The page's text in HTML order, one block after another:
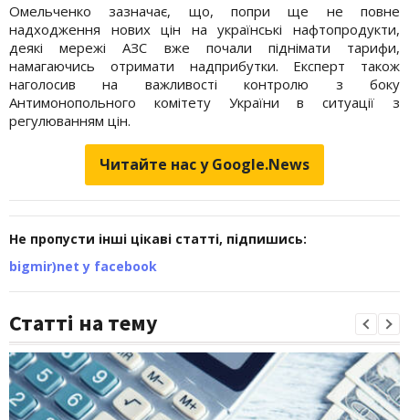
Омельченко зазначає, що, попри ще не повне
надходження нових цін на українські нафтопродукти,
деякі мережі АЗС вже почали піднімати тарифи,
намагаючись отримати надприбутки. Експерт також
наголосив на важливості контролю з боку
Антимонопольного комітету України в ситуації з
регулюванням цін.
Читайте нас у Google.News
Не пропусти інші цікаві статті, підпишись:
bigmir)net у facebook
Статті на тему